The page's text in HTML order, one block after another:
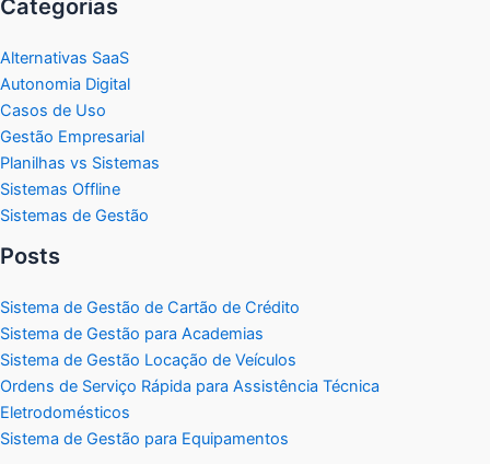
Categorias
Alternativas SaaS
Autonomia Digital
Casos de Uso
Gestão Empresarial
Planilhas vs Sistemas
Sistemas Offline
Sistemas de Gestão
Posts
Sistema de Gestão de Cartão de Crédito
Sistema de Gestão para Academias
Sistema de Gestão Locação de Veículos
Ordens de Serviço Rápida para Assistência Técnica
Eletrodomésticos
Sistema de Gestão para Equipamentos